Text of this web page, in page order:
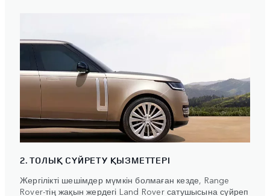
2. ТОЛЫҚ СҮЙРЕТУ ҚЫЗМЕТТЕРІ
Жергілікті шешімдер мүмкін болмаған кезде, Range
Rover-тің жақын жердегі Land Rover сатушысына сүйреп